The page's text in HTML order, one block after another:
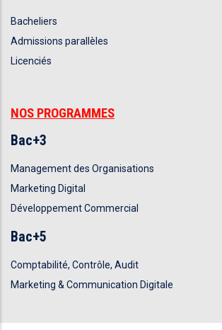
Bacheliers
Admissions parallèles
Licenciés
NOS PROGRAMMES
Bac+3
Management des Organisations
Marketing Digital
Développement Commercial
Bac+5
Comptabilité, Contrôle, Audit
Marketing & Communication Digitale